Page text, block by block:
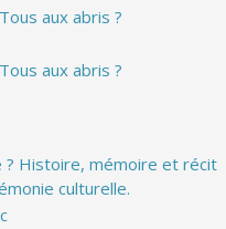
aux abris ?
aux abris ?
? Histoire, mémoire et récit
culturelle.